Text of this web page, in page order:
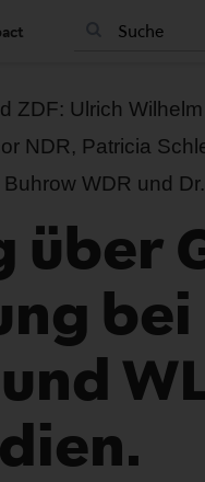
ZDF: Ulrich
NDR, Patricia
WDR und
über
bei